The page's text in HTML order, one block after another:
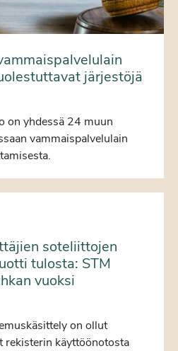
järjestöjä
on yhdessä 24 muun
vammaispalvelulain
soteliittojen
tulosta: STM
vuoksi
on ollut
rekisterin käyttöönotosta